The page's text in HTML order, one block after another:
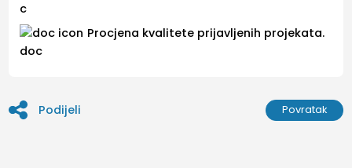
c
Procjena kvalitete prijavljenih projekata.
doc
Podijeli Povratak